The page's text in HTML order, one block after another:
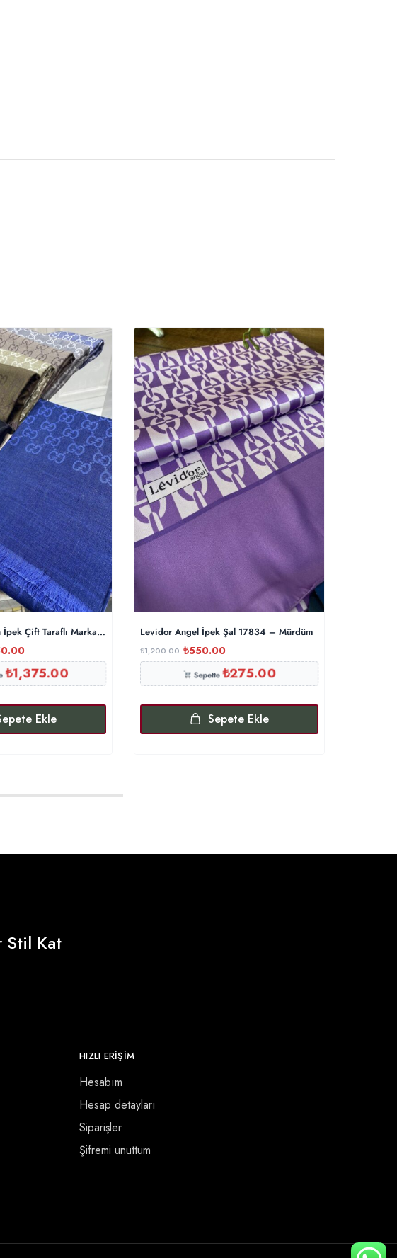
Çift Taraflı Marka Şal – Saks
₺1,375.00
Ekle
Levidor Angel İpek Şal 17834 – Mürdüm
₺1,200.00 ₺550.00
Sepette₺275.00
Sepete Ekle
Stil Kat
HIZLI ERİŞİM
Hesabım
Hesap detayları
Siparişler
Şifremi unuttum